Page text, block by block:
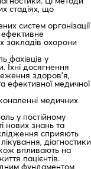
стадіях, що
систем організації
закладів охорони
фахівців у
досягнення
здоров’я,
ефективної медичної
медичних
у постійному
нових знань та
сприяють
діагностики
впливають на
пацієнтів.
фундаментом